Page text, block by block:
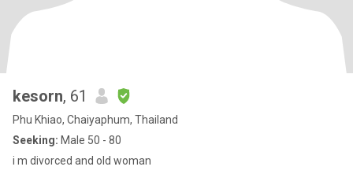
kesorn, 61
Phu Khiao, Chaiyaphum, Thailand
Seeking: Male 50 - 80
i m divorced and old woman